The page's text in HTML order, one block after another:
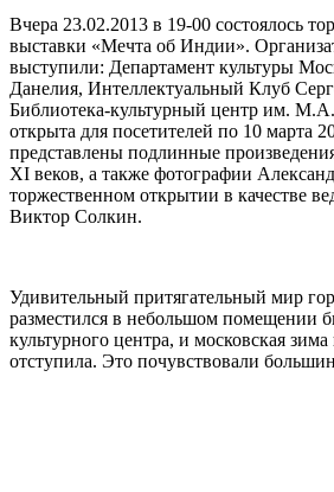
Вчера 23.02.2013 в 19-00 состоялось
выставки «Мечта об Индии».
выступили: Департамент культуры
Данелия, Интеллектуальный Клуб
Библиотека-культурный центр им.
открыта для посетителей по 10 марта
представлены подлинные
XI веков, а также фотографии
торжественном открытии в качестве
Виктор Солкин.
Удивительный притягательный мир
разместился в небольшом помещении
культурного центра, и московская
отступила. Это почувствовали